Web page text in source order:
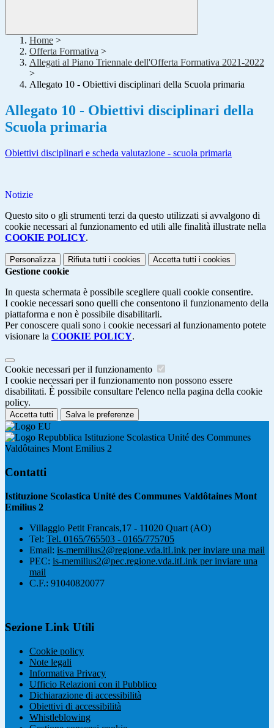
Home >
Offerta Formativa >
Allegati al Piano Triennale dell'Offerta Formativa 2021-2022
>
Allegato 10 - Obiettivi disciplinari della Scuola primaria
Allegato 10 - Obiettivi disciplinari della
Scuola primaria
Obiettivi disciplinari e scheda valutazione - scuola primaria
Notizie
Questo sito o gli strumenti terzi da questo utilizzati si avvalgono di
cookie necessari al funzionamento ed utili alle finalità illustrate nella
COOKIE POLICY.
Personalizza Rifiuta tutti i cookies Accetta tutti i cookies
Gestione cookie
In questa schermata è possibile scegliere quali cookie consentire.
I cookie necessari sono quelli che consentono il funzionamento della
piattaforma e non è possibile disabilitarli.
Per conoscere quali sono i cookie necessari al funzionamento potete
visionare la COOKIE POLICY.
Cookie necessari per il funzionamento
I cookie necessari per il funzionamento non possono essere
disabilitati. È possibile consultare l'elenco nella pagina della cookie
policy.
Accetta tutti Salva le preferenze
Istituzione Scolastica Unité des Communes
Valdôtaines Mont Emilius 2
Contatti
Istituzione Scolastica Unité des Communes Valdôtaines Mont
Emilius 2
Villaggio Petit Francais,17 - 11020 Quart (AO)
Tel: Tel. 0165/765503 - 0165/775705
Email: is-memilius2@regione.vda.itLink per inviare una mail
PEC: is-memilius2@pec.regione.vda.itLink per inviare una
mail
C.F.: 91040820077
Sezione Link Utili
Cookie policy
Note legali
Informativa Privacy
Ufficio Relazioni con il Pubblico
Dichiarazione di accessibilità
Obiettivi di accessibilità
Whistleblowing